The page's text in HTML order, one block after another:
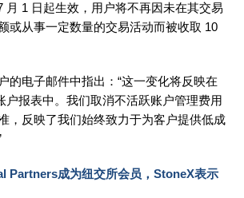
月 1 日起生效，用户将不再因未在其交易
或从事一定数量的交易活动而被收取 10
的电子邮件中指出：“这一变化将反映在
户报表中。我们取消不活跃账户管理费用
，反映了我们始终致力于为客户提供低成
Partners成为纽交所会员，StoneX表示